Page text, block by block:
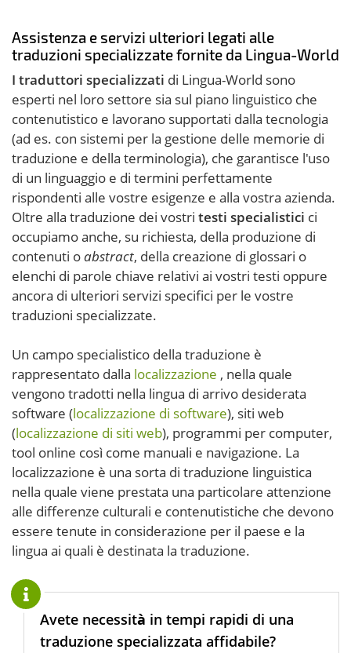
Assistenza e servizi ulteriori legati alle
traduzioni specializzate fornite da Lingua-World
I traduttori specializzati di Lingua-World sono
esperti nel loro settore sia sul piano linguistico che
contenutistico e lavorano supportati dalla tecnologia
(ad es. con sistemi per la gestione delle memorie di
traduzione e della terminologia), che garantisce l'uso
di un linguaggio e di termini perfettamente
rispondenti alle vostre esigenze e alla vostra azienda.
Oltre alla traduzione dei vostri testi specialistici ci
occupiamo anche, su richiesta, della produzione di
contenuti oabstract, della creazione di glossari o
elenchi di parole chiave relativi ai vostri testi oppure
ancora di ulteriori servizi specifici per le vostre
traduzioni specializzate.
Un campo specialistico della traduzione è
rappresentato dalla localizzazione , nella quale
vengono tradotti nella lingua di arrivo desiderata
software (localizzazione di software), siti web
(localizzazione di siti web), programmi per computer,
tool online così come manuali e navigazione. La
localizzazione è una sorta di traduzione linguistica
nella quale viene prestata una particolare attenzione
alle differenze culturali e contenutistiche che devono
essere tenute in considerazione per il paese e la
lingua ai quali è destinata la traduzione.
Avete necessità in tempi rapidi di una
traduzione specializzata affidabile?